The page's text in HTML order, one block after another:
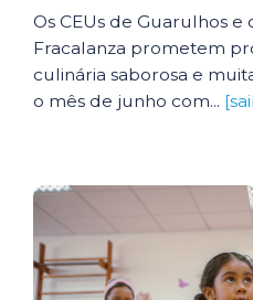
Os CEUs de Guarulhos e
Fracalanza prometem
culinária saborosa e
o mês de junho com...